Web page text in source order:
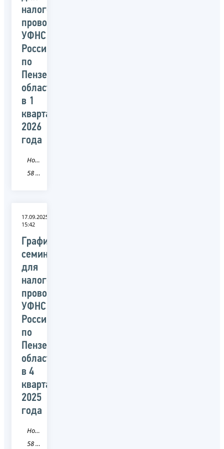
налогоплательщиков,
проводимых
УФНС
России
по
Пензенской
области
в 1
квартале
2026
года
Новость
58 Пензенская область
17.09.2025
15:42
График
семинаров
для
налогоплательщиков,
проводимых
УФНС
России
по
Пензенской
области
в 4
квартале
2025
года
Новость
58 Пензенская область